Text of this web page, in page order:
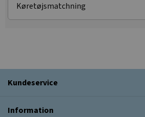
Køretøjsmatchning
Kundeservice
Information